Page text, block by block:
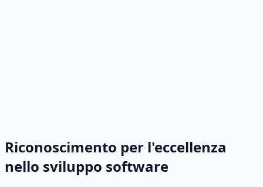
Riconoscimento per l'eccellenza
nello sviluppo software